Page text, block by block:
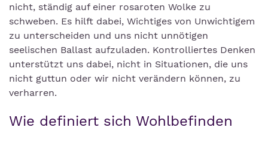
nicht, ständig auf einer rosaroten Wolke zu
schweben. Es hilft dabei, Wichtiges von Unwichtigem
zu unterscheiden und uns nicht unnötigen
seelischen Ballast aufzuladen. Kontrolliertes Denken
unterstützt uns dabei, nicht in Situationen, die uns
nicht guttun oder wir nicht verändern können, zu
verharren.
Wie definiert sich Wohlbefinden